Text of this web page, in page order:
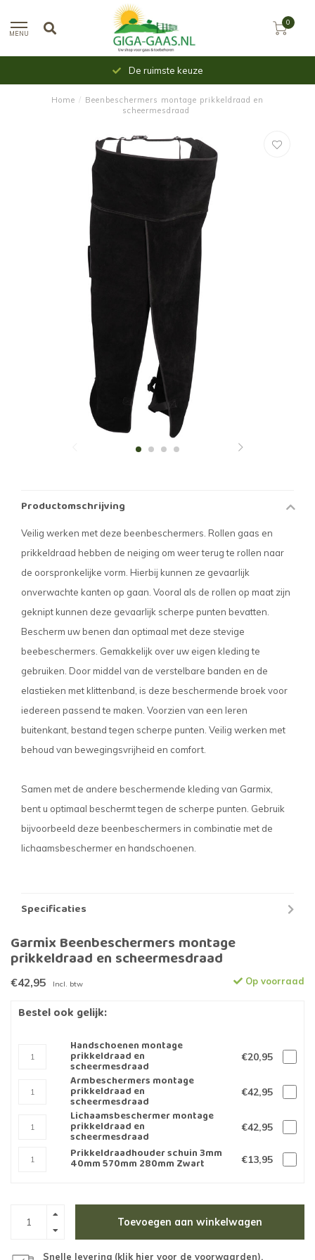
MENU
0
De ruimste keuze
Home / Beenbeschermers montage prikkeldraad en
scheermesdraad
Productomschrijving
Veilig werken met deze beenbeschermers. Rollen gaas en
prikkeldraad hebben de neiging om weer terug te rollen naar
de oorspronkelijke vorm. Hierbij kunnen ze gevaarlijk
onverwachte kanten op gaan. Vooral als de rollen op maat zijn
geknipt kunnen deze gevaarlijk scherpe punten bevatten.
Bescherm uw benen dan optimaal met deze stevige
beebeschermers. Gemakkelijk over uw eigen kleding te
gebruiken. Door middel van de verstelbare banden en de
elastieken met klittenband, is deze beschermende broek voor
iedereen passend te maken. Voorzien van een leren
buitenkant, bestand tegen scherpe punten. Veilig werken met
behoud van bewegingsvrijheid en comfort.
Samen met de andere beschermende kleding van Garmix,
bent u optimaal beschermt tegen de scherpe punten. Gebruik
bijvoorbeeld deze beenbeschermers in combinatie met de
lichaamsbeschermer en handschoenen.
Specificaties
Garmix Beenbeschermers montage
prikkeldraad en scheermesdraad
€42,95 Incl. btw Op voorraad
Bestel ook gelijk:
Handschoenen montage
prikkeldraad en
scheermesdraad
€20,95
Armbeschermers montage
prikkeldraad en
scheermesdraad
€42,95
Lichaamsbeschermer montage
prikkeldraad en
scheermesdraad
€42,95
Prikkeldraadhouder schuin 3mm
40mm 570mm 280mm Zwart €13,95
Toevoegen aan winkelwagen
Snelle levering (klik hier voor de voorwaarden).